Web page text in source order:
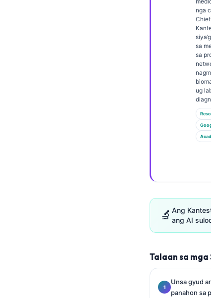
nga
sa
sa
ug
🔬 Ang
ang AI
Talaan sa mga
Unsa gyud
panahon sa